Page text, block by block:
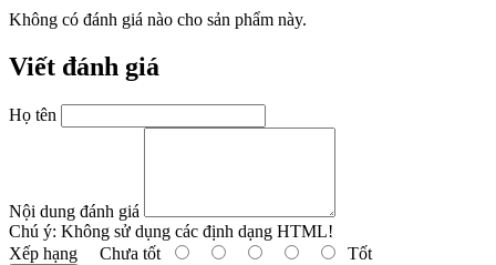
Không có đánh giá nào cho sản phẩm này.
Viết đánh giá
Họ tên
Nội dung đánh giá
Chú ý: Không sử dụng các định dạng HTML!
Xếp hạng Chưa tốt Tốt